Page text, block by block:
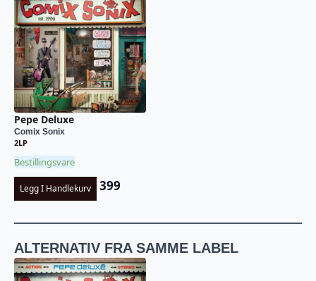
Pepe Deluxe
Comix Sonix
2LP
Bestillingsvare
Legg I Handlekurv 399
ALTERNATIV FRA SAMME LABEL